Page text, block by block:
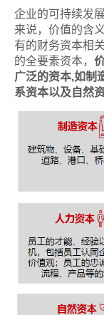
企业的可持续发
来说，价值的含
有的财务资本相
的全要素资本，
广泛的资本,如制
系资本以及自然资